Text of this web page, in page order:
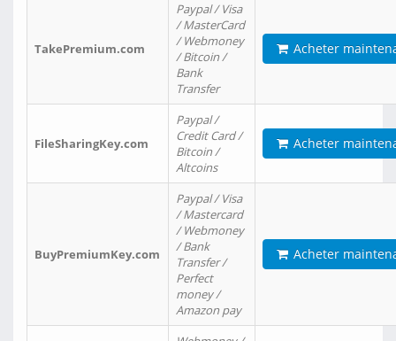
TakePremium.com
Paypal / Visa
/ MasterCard
/ Webmoney
/ Bitcoin /
Bank
Transfer
Acheter
FileSharingKey.com
Paypal /
Credit Card /
Bitcoin /
Altcoins
Acheter
BuyPremiumKey.com
Paypal / Visa
/ Mastercard
/ Webmoney
/ Bank
Transfer /
Perfect
money /
Amazon pay
Acheter